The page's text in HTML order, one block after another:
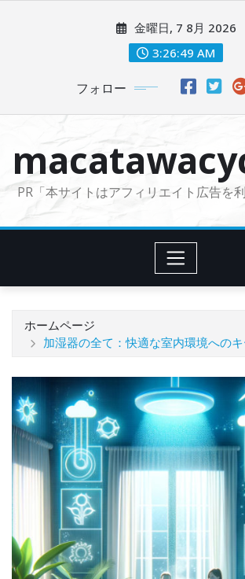
に
金曜日, 7 8月 2026
3:26:50 AM
フォロー
PR「本サイトはアフィリエイト広告を
ホームページ
加湿器の全て：快適な室内環境への